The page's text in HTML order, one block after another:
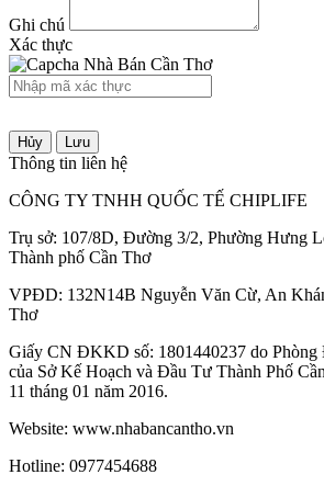
Ghi chú
Xác thực
Hủy Lưu
Thông tin liên hệ
CÔNG TY TNHH QUỐC TẾ CHIPLIFE
Trụ sở: 107/8D, Đường 3/2, Phường Hưng
Thành phố Cần Thơ
VPĐD: 132N14B Nguyễn Văn Cừ, An
Thơ
Giấy CN ĐKKD số: 1801440237 do
của Sở Kế Hoạch và Đầu Tư Thành Phố
11 tháng 01 năm 2016.
Website: www.nhabancantho.vn
Hotline: 0977454688